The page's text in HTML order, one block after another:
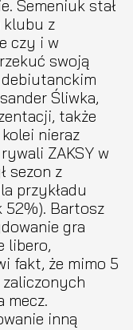
Semeniuk stał
klubu z
czy i w
swoją
Śliwka,
także
nieraz
ZAKSY w
sezon z
przykładu
52%). Bartosz
gra
libero,
fakt, że mimo 5
mecz.
inną